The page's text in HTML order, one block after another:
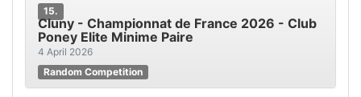
15.
Cluny - Championnat de France 2026 - Club
Poney Elite Minime Paire
4 April 2026
Random Competition